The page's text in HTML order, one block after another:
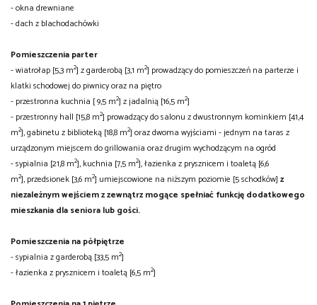
- okna drewniane
- dach z blachodachówki
Pomieszczenia parter
- wiatrołap [5,3 m2] z garderobą [3,1 m2] prowadzący do pomieszczeń na parterze i
klatki schodowej do piwnicy oraz na piętro
- przestronna kuchnia [ 9,5 m2] z jadalnią [16,5 m2]
- przestronny hall [15,8 m2] prowadzący do salonu z dwustronnym kominkiem [41,4
m2], gabinetu z biblioteką [18,8 m2] oraz dwoma wyjściami - jednym na taras z
urządzonym miejscem do grillowania oraz drugim wychodzącym na ogród
- sypialnia [21,8 m2], kuchnia [7,5 m2],łazienka z prysznicem i toaletą [6,6
m2], przedsionek [3,6 m2] umiejscowione na niższym poziomie [5 schodków] z
niezależnym wejściem z zewnątrz mogące spełniać funkcję dodatkowego
mieszkania dla seniora lub gości.
Pomieszczenia na półpiętrze
- sypialnia z garderobą [33,5 m2]
- łazienka z prysznicem i toaletą [6,5 m2]